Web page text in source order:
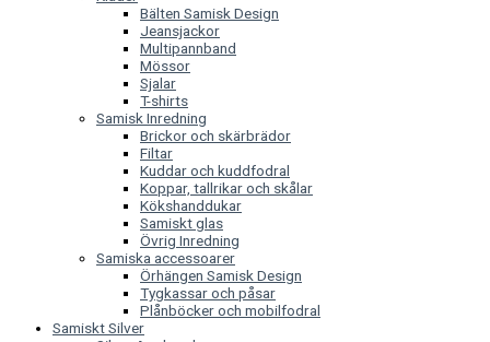
Bälten Samisk Design
Jeansjackor
Multipannband
Mössor
Sjalar
T-shirts
Samisk Inredning
Brickor och skärbrädor
Filtar
Kuddar och kuddfodral
Koppar, tallrikar och skålar
Kökshanddukar
Samiskt glas
Övrig Inredning
Samiska accessoarer
Örhängen Samisk Design
Tygkassar och påsar
Plånböcker och mobilfodral
Samiskt Silver